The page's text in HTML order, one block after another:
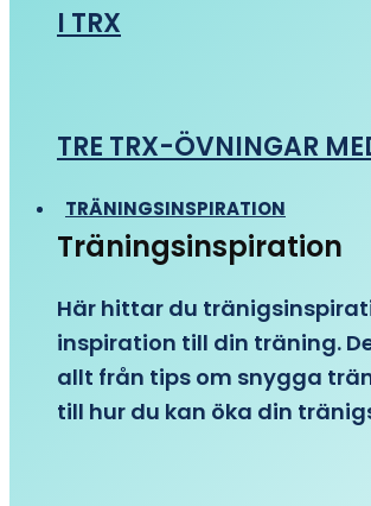
I TRX
TRE TRX-ÖVNINGAR
TRÄNINGSINSPIRATION
Träningsinspiration
Här hittar du
inspiration till din träning.
allt från tips om snygga
till hur du kan öka din